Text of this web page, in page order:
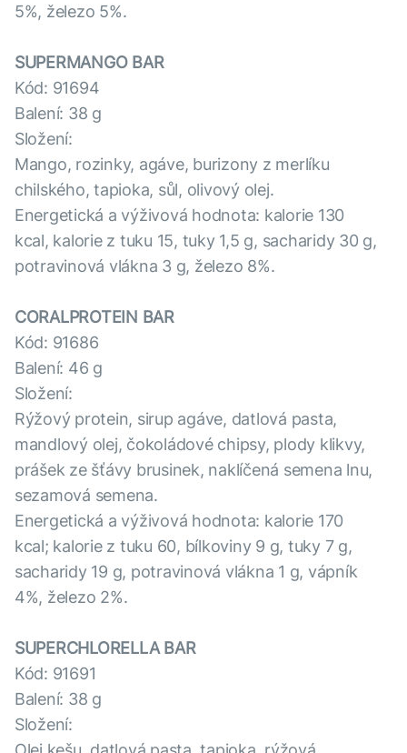
5%, železo 5%.
SUPERMANGO BAR
Kód: 91694
Balení: 38 g
Složení:
Mango, rozinky, agáve, burizony z merlíku
chilského, tapioka, sůl, olivový olej.
Energetická a výživová hodnota: kalorie 130
kcal, kalorie z tuku 15, tuky 1,5 g, sacharidy 30 g,
potravinová vlákna 3 g, železo 8%.
CORALPROTEIN BAR
Kód: 91686
Balení: 46 g
Složení:
Rýžový protein, sirup agáve, datlová pasta,
mandlový olej, čokoládové chipsy, plody klikvy,
prášek ze šťávy brusinek, naklíčená semena lnu,
sezamová semena.
Energetická a výživová hodnota: kalorie 170
kcal; kalorie z tuku 60, bílkoviny 9 g, tuky 7 g,
sacharidy 19 g, potravinová vlákna 1 g, vápník
4%, železo 2%.
SUPERCHLORELLA BAR
Kód: 91691
Balení: 38 g
Složení: